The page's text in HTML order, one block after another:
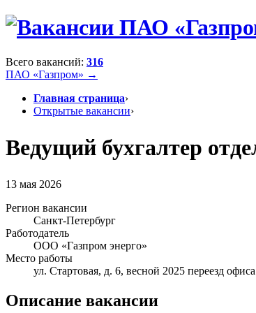
Всего вакансий: 316
ПАО «Газпром» →
Главная страница›
Открытые вакансии›
Ведущий бухгалтер
13 мая 2026
Регион вакансии
Санкт-Петербург
Работодатель
ООО «Газпром энерго»
Место работы
ул. Стартовая, д. 6, весной 2025 переезд
Описание вакансии